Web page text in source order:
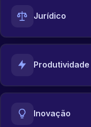
Jurídico
Produtividade
Inovação